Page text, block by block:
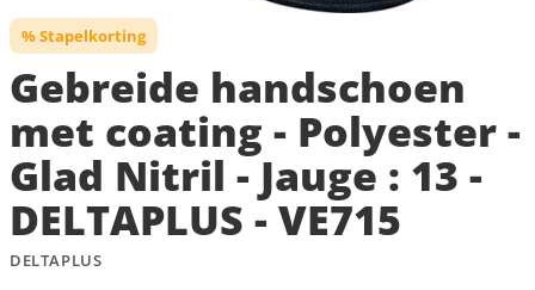
% Stapelkorting
Gebreide handschoen
met coating - Polyester -
Glad Nitril - Jauge : 13 -
DELTAPLUS - VE715
DELTAPLUS